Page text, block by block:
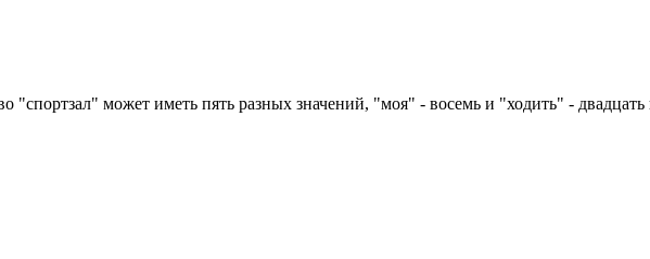
"спортзал" может иметь пять разных значений, "моя" - восемь и "ходить" -